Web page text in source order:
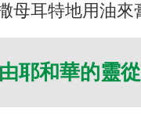
母耳特地用油來
耶和華的靈